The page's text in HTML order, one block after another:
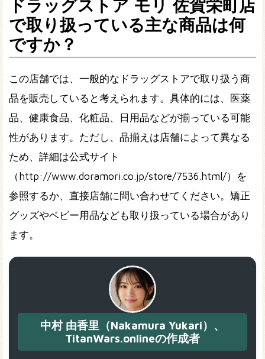
ドラッグストア モリ 佐賀栄町店
で取り扱っている主な商品は何
ですか？
この店舗では、一般的なドラッグストアで取り扱う商
品を販売していると考えられます。具体的には、医薬
品、健康食品、化粧品、日用品などが揃っている可能
性があります。ただし、品揃えは店舗によって異なる
ため、詳細は公式サイト
（http://www.doramori.co.jp/store/7536.html/）を
参照するか、直接店舗に問い合わせてください。矯正
グッズやベビー用品なども取り扱っている場合があり
ます。
中村 由香里（Nakamura Yukari）、
TitanWars.onlineの作成者